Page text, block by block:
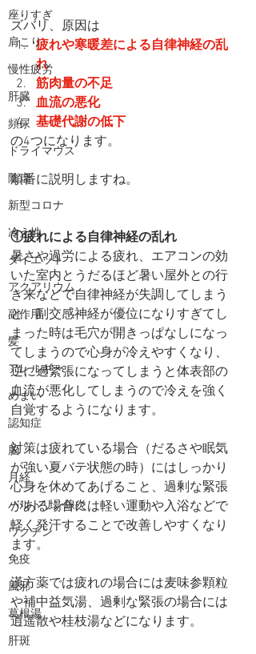
座りすぎ
肩こり
慢性疲労
肝臓
頻尿
ドライマウス
陰虚
新型コロナ
冷え性
ダイエット
アクアリウム
副作用
髪
アレルギー
めまい
認知症
脳
月経
バルトリン線炎
ワクチン
免疫
風邪
葛根湯
肝斑
ズバリ、原因は
疲れや寒暖差による自律神経の乱
れ
筋肉量の不足
血流の悪化
基礎代謝の低下
の4つになります。
順番に説明しますね。
①疲れによる自律神経の乱れ
暑さや過労による疲れ、エアコンの効
いた室内とうだるほど暑い屋外との行
き来などで自律神経が失調してしまう
と、副交感神経が優位になりすぎてし
まった時は毛穴が開きっぱなしになっ
てしまうので心身が冷えやすくなり、
逆に過緊張になってしまうと体表部の
血流が悪化してしまうので冷えを強く
自覚するようになります。
対策は疲れている場合（だるさや眠気
が強い夏バテ状態の時）にはしっかり
心身を休めてあげること、過剰な緊張
がある場合には軽い運動や入浴などで
軽く発汗することで改善しやすくなり
ます。
漢方薬では疲れの場合には麦味参顆粒
や補中益気湯、過剰な緊張の場合には
逍遥散や桂枝湯などになります。